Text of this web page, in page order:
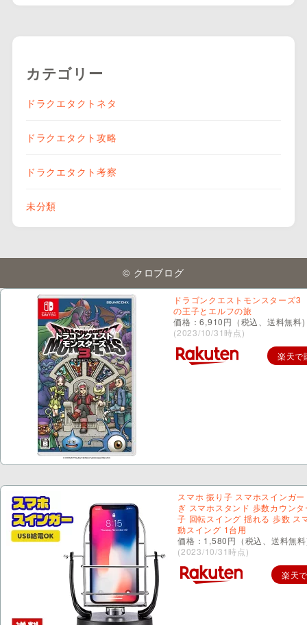
カテゴリー
ドラクエタクトネタ
ドラクエタクト攻略
ドラクエタクト考察
未分類
© クロブログ
ドラゴンクエストモンスターズ
の王子とエルフの旅
価格：6,910円（税込、送料無料)
(2023/10/31時点)
楽天で
スマホ 振り子 スマホスインガ
ぎ スマホスタンド 歩数カウン
子 回転スイング 揺れる 歩数 ス
動スイング 1台用
価格：1,580円（税込、送料無
(2023/10/31時点)
楽天